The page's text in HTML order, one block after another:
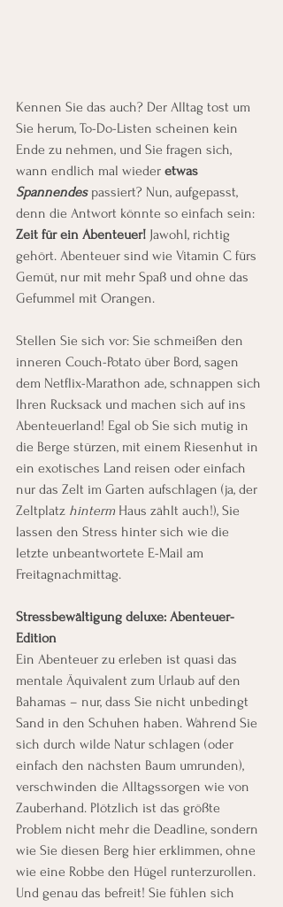
Kennen Sie das auch? Der Alltag tost um
Sie herum, To-Do-Listen scheinen kein
Ende zu nehmen, und Sie fragen sich,
wann endlich mal wieder etwas
Spannendes passiert? Nun, aufgepasst,
denn die Antwort könnte so einfach sein:
Zeit für ein Abenteuer! Jawohl, richtig
gehört. Abenteuer sind wie Vitamin C fürs
Gemüt, nur mit mehr Spaß und ohne das
Gefummel mit Orangen.
Stellen Sie sich vor: Sie schmeißen den
inneren Couch-Potato über Bord, sagen
dem Netflix-Marathon ade, schnappen sich
Ihren Rucksack und machen sich auf ins
Abenteuerland! Egal ob Sie sich mutig in
die Berge stürzen, mit einem Riesenhut in
ein exotisches Land reisen oder einfach
nur das Zelt im Garten aufschlagen (ja, der
Zeltplatz hinterm Haus zählt auch!), Sie
lassen den Stress hinter sich wie die
letzte unbeantwortete E-Mail am
Freitagnachmittag.
Stressbewältigung deluxe: Abenteuer-
Edition
Ein Abenteuer zu erleben ist quasi das
mentale Äquivalent zum Urlaub auf den
Bahamas – nur, dass Sie nicht unbedingt
Sand in den Schuhen haben. Während Sie
sich durch wilde Natur schlagen (oder
einfach den nächsten Baum umrunden),
verschwinden die Alltagssorgen wie von
Zauberhand. Plötzlich ist das größte
Problem nicht mehr die Deadline, sondern
wie Sie diesen Berg hier erklimmen, ohne
wie eine Robbe den Hügel runterzurollen.
Und genau das befreit! Sie fühlen sich